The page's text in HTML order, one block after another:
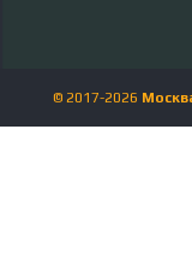
© 2017-2026